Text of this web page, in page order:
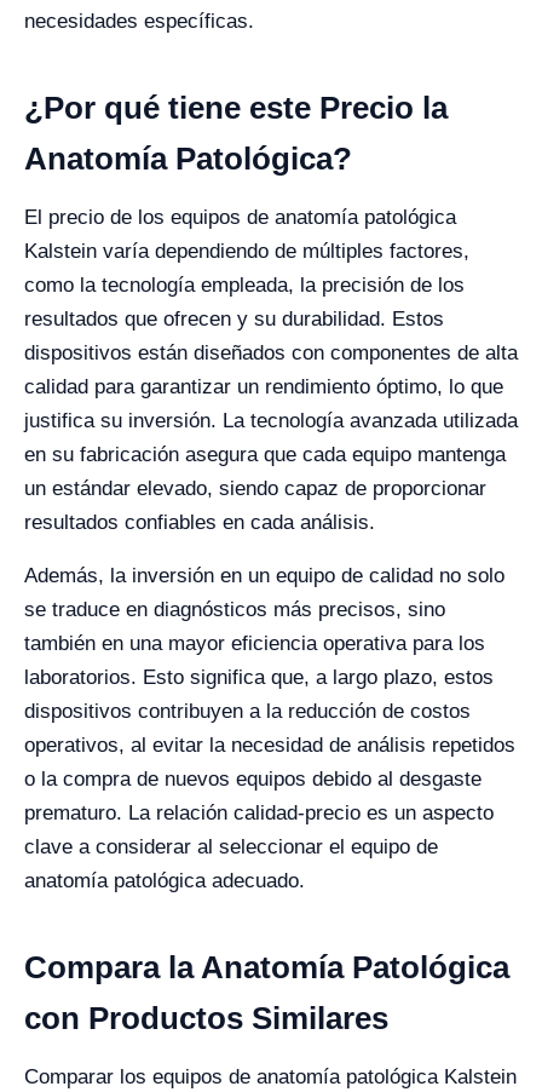
necesidades específicas.
¿Por qué tiene este Precio la
Anatomía Patológica?
El precio de los equipos de anatomía patológica
Kalstein varía dependiendo de múltiples factores,
como la tecnología empleada, la precisión de los
resultados que ofrecen y su durabilidad. Estos
dispositivos están diseñados con componentes de alta
calidad para garantizar un rendimiento óptimo, lo que
justifica su inversión. La tecnología avanzada utilizada
en su fabricación asegura que cada equipo mantenga
un estándar elevado, siendo capaz de proporcionar
resultados confiables en cada análisis.
Además, la inversión en un equipo de calidad no solo
se traduce en diagnósticos más precisos, sino
también en una mayor eficiencia operativa para los
laboratorios. Esto significa que, a largo plazo, estos
dispositivos contribuyen a la reducción de costos
operativos, al evitar la necesidad de análisis repetidos
o la compra de nuevos equipos debido al desgaste
prematuro. La relación calidad-precio es un aspecto
clave a considerar al seleccionar el equipo de
anatomía patológica adecuado.
Compara la Anatomía Patológica
con Productos Similares
Comparar los equipos de anatomía patológica Kalstein